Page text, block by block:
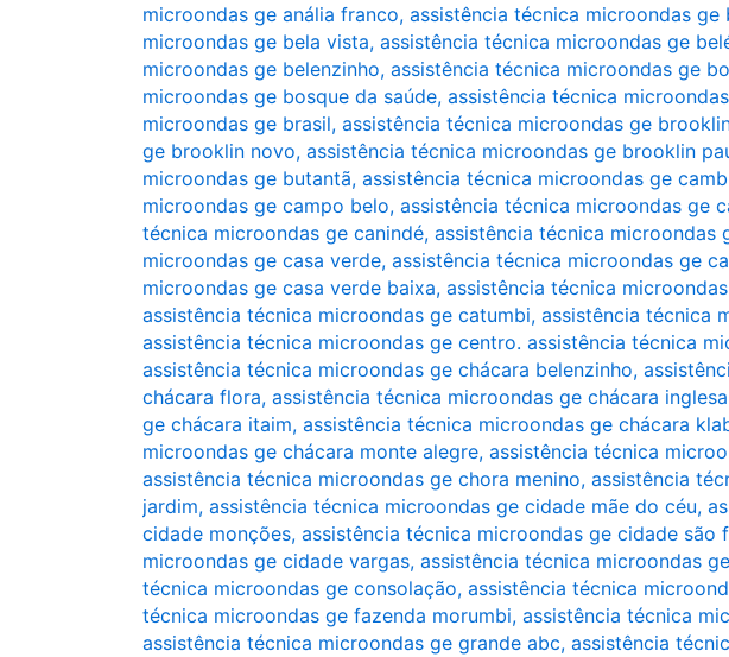
microondas ge anália franco, assistência técnica microondas ge
microondas ge bela vista, assistência técnica microondas ge
microondas ge belenzinho, assistência técnica microondas ge
microondas ge bosque da saúde, assistência técnica
microondas ge brasil, assistência técnica microondas ge
ge brooklin novo, assistência técnica microondas ge brooklin
microondas ge butantã, assistência técnica microondas ge
microondas ge campo belo, assistência técnica microondas ge
técnica microondas ge canindé, assistência técnica microondas
microondas ge casa verde, assistência técnica microondas ge
microondas ge casa verde baixa, assistência técnica
assistência técnica microondas ge catumbi, assistência técnica
assistência técnica microondas ge centro. assistência técnica
assistência técnica microondas ge chácara belenzinho,
chácara flora, assistência técnica microondas ge chácara
ge chácara itaim, assistência técnica microondas ge chácara
microondas ge chácara monte alegre, assistência técnica
assistência técnica microondas ge chora menino, assistência
jardim, assistência técnica microondas ge cidade mãe do céu,
cidade monções, assistência técnica microondas ge cidade são
microondas ge cidade vargas, assistência técnica microondas
técnica microondas ge consolação, assistência técnica
técnica microondas ge fazenda morumbi, assistência técnica
assistência técnica microondas ge grande abc, assistência